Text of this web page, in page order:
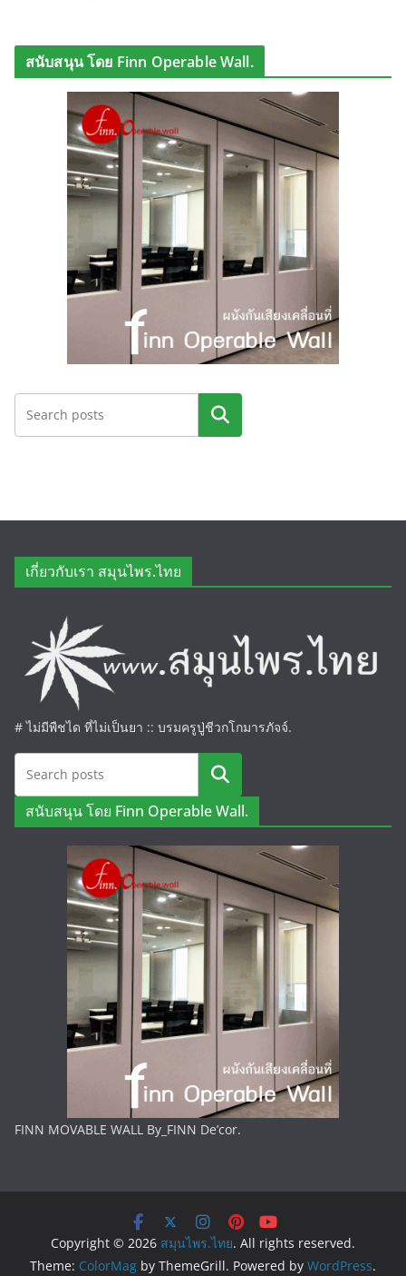
สนับสนุน โดย Finn Operable Wall.
ค้นหา
เกี่ยวกับเรา สมุนไพร.ไทย
# ไม่มีพืชได ที่ไม่เป็นยา :: บรมครูปู่ชีวกโกมารภัจจ์.
ค้นหา
สนับสนุน โดย Finn Operable Wall.
FINN MOVABLE WALL By_FINN De’cor.
Copyright © 2026 สมุนไพร.ไทย. All rights reserved.
Theme: ColorMag by ThemeGrill. Powered by WordPress.